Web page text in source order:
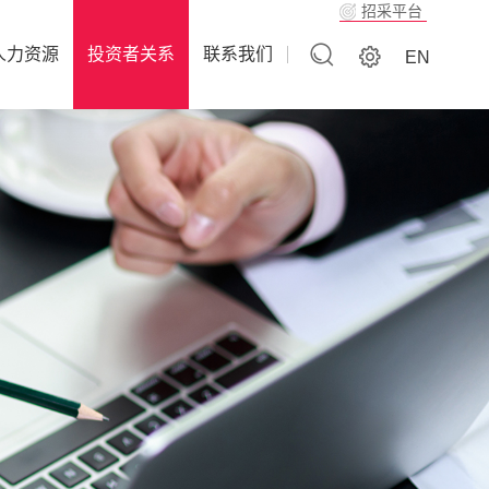
EN
招采平台
力资源 投资者关系 联系我们